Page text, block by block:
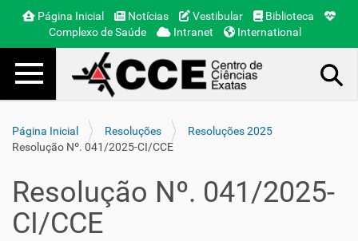
Página Inicial Notícias Vestibular
Biblioteca
Complexo de Saúde
Intranet International
Toggle navigation
Página Inicial
Resoluções
Resoluções 2025
Resolução Nº. 041/2025-CI/CCE
Resolução Nº. 041/2025-
CI/CCE